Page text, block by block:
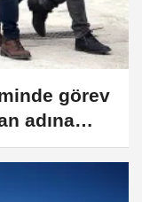
görev
adına